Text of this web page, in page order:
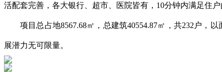
活配套完善，各大银行、超市、医院皆有，10分钟内满足住
项目总占地8567.68㎡，总建筑40554.87㎡，共232户，
展潜力无可限量。